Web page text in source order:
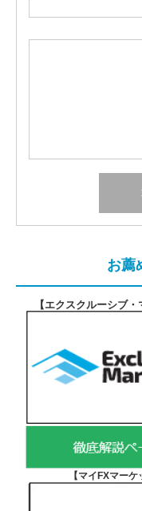
お薦
【エクスクルーシブ・
【マイFXマーケ